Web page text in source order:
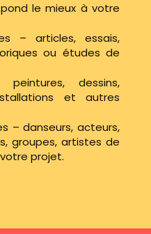
le mieux à votre
– articles, essais,
ou études de
dessins,
et autres
– danseurs, acteurs,
groupes, artistes de
projet.